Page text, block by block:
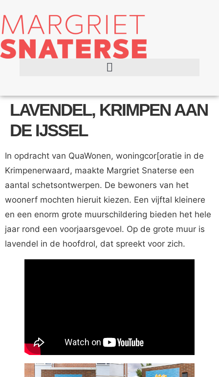
LAVENDEL, KRIMPEN AAN
DE IJSSEL
In opdracht van QuaWonen, woningcor[oratie in de
Krimpenerwaard, maakte Margriet Snaterse een
aantal schetsontwerpen. De bewoners van het
woonerf mochten hieruit kiezen. Een vijftal kleinere
en een enorm grote muurschildering bieden het hele
jaar rond een voorjaarsgevoel. Op de grote muur is
lavendel in de hoofdrol, dat spreekt voor zich.